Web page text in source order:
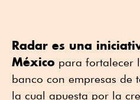
Radar es una
México para fortalecer
banco con empresas de
la cual apuesta por la